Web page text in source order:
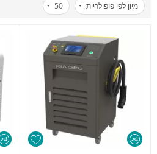
מיון לפי פופולריות 50